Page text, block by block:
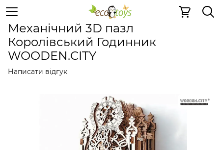
Дерев'яні конструктори Механічні 3D пазли
Механічний 3D пазл
Королівський Годинник
WOODEN.CITY
Написати відгук